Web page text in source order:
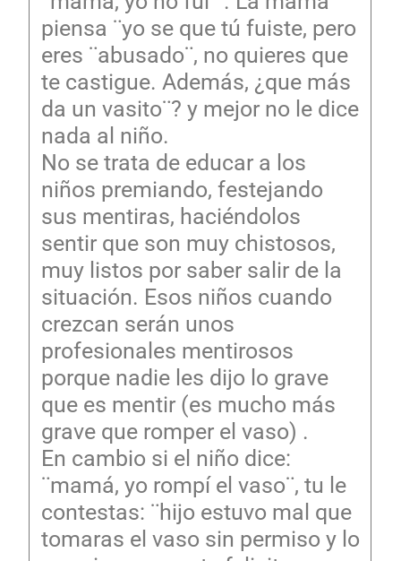
piensa ¨yo se que tú fuiste, pero
eres ¨abusado¨, no quieres que
te castigue. Además, ¿que más
da un vasito¨? y mejor no le dice
nada al niño.
No se trata de educar a los
niños premiando, festejando
sus mentiras, haciéndolos
sentir que son muy chistosos,
muy listos por saber salir de la
situación. Esos niños cuando
crezcan serán unos
profesionales mentirosos
porque nadie les dijo lo grave
que es mentir (es mucho más
grave que romper el vaso) .
En cambio si el niño dice:
¨mamá, yo rompí el vaso¨, tu le
contestas: ¨hijo estuvo mal que
tomaras el vaso sin permiso y lo